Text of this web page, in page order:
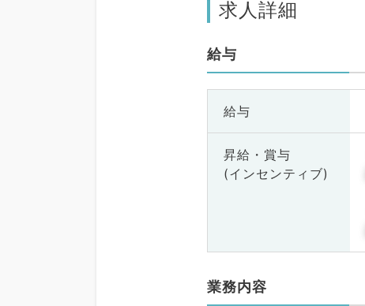
求人詳細
給与
給与
昇給・賞与
(インセンティブ)
業務内容